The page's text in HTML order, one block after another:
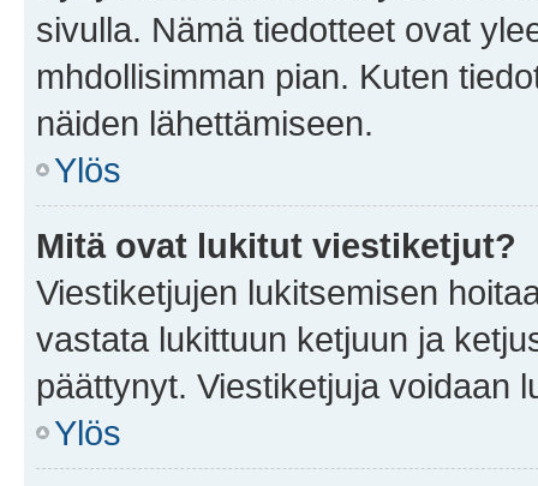
sivulla. Nämä tiedotteet ovat
mhdollisimman pian. Kuten
näiden lähettämiseen.
Ylös
Mitä ovat lukitut viestiketjut?
Viestiketjujen lukitsemisen
vastata lukittuun ketjuun ja
päättynyt. Viestiketjuja voidaan
Ylös